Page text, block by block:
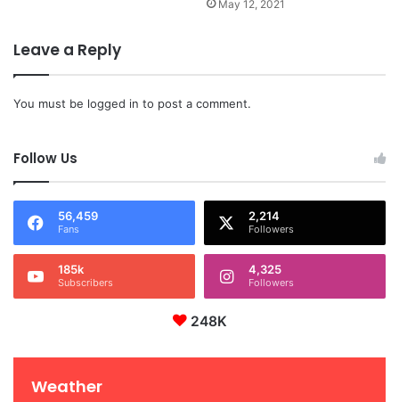
May 12, 2021
Leave a Reply
You must be logged in to post a comment.
Follow Us
56,459
Fans
2,214
Followers
185k
Subscribers
4,325
Followers
248K
Weather